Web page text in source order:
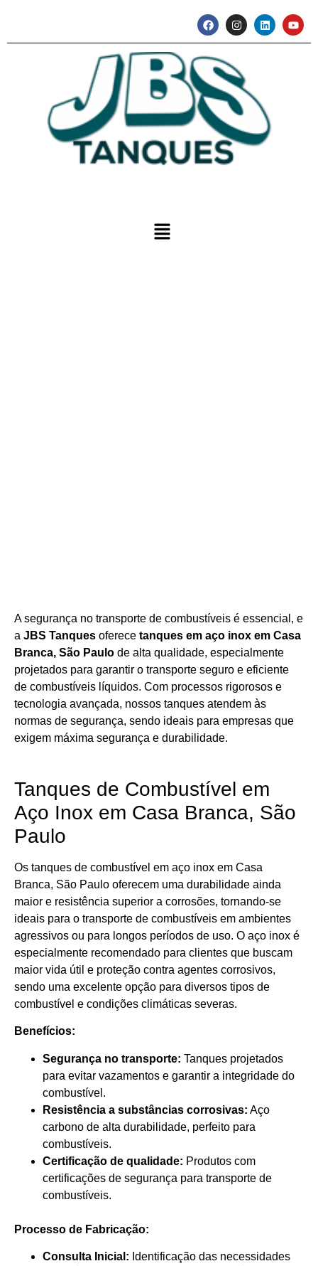
A segurança no transporte de combustíveis é essencial, e
a JBS Tanques oferece tanques em aço inox em Casa
Branca, São Paulo de alta qualidade, especialmente
projetados para garantir o transporte seguro e eficiente
de combustíveis líquidos. Com processos rigorosos e
tecnologia avançada, nossos tanques atendem às
normas de segurança, sendo ideais para empresas que
exigem máxima segurança e durabilidade.
Tanques de Combustível em
Aço Inox em Casa Branca, São
Paulo
Os tanques de combustível em aço inox em Casa
Branca, São Paulo oferecem uma durabilidade ainda
maior e resistência superior a corrosões, tornando-se
ideais para o transporte de combustíveis em ambientes
agressivos ou para longos períodos de uso. O aço inox é
especialmente recomendado para clientes que buscam
maior vida útil e proteção contra agentes corrosivos,
sendo uma excelente opção para diversos tipos de
combustível e condições climáticas severas.
Benefícios:
Segurança no transporte: Tanques projetados
para evitar vazamentos e garantir a integridade do
combustível.
Resistência a substâncias corrosivas: Aço
carbono de alta durabilidade, perfeito para
combustíveis.
Certificação de qualidade: Produtos com
certificações de segurança para transporte de
combustíveis.
Processo de Fabricação:
Consulta Inicial: Identificação das necessidades